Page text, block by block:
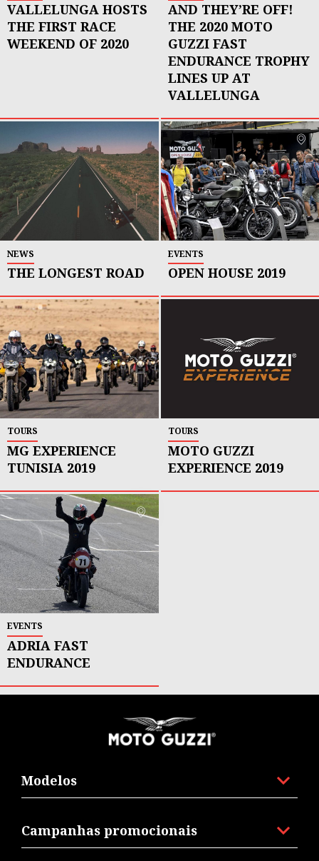
VALLELUNGA HOSTS
THE FIRST RACE
WEEKEND OF 2020
AND THEY’RE OFF!
THE 2020 MOTO
GUZZI FAST
ENDURANCE TROPHY
LINES UP AT
VALLELUNGA
NEWS
THE LONGEST ROAD
EVENTS
OPEN HOUSE 2019
TOURS
MG EXPERIENCE
TUNISIA 2019
TOURS
MOTO GUZZI
EXPERIENCE 2019
EVENTS
ADRIA FAST
ENDURANCE
Modelos
Campanhas promocionais